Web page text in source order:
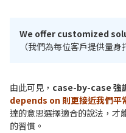
We offer customized
（我們為每位客戶提供量身
由此可見， case-by-case 強
depends on 則更接近我們平
達的意思選擇適合的說法，才
的習慣。